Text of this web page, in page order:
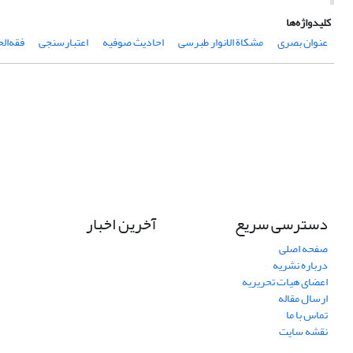
کلیدواژه‌ها
عنوان بصری
مشکاة الانوار طبرسی احادیث صوفیه اعتبارسنجی
دسترسی سریع
صفحه اصلی
درباره نشریه
اعضای هیات تحریریه
ارسال مقاله
تماس با ما
نقشه سایت
آخرین اخبار